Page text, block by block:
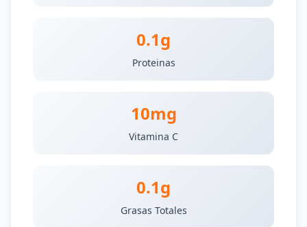
0.1g
Proteinas
10mg
Vitamina C
0.1g
Grasas Totales